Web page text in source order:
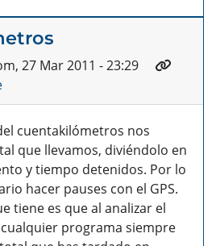
27 Mar 2011 - 23:29
cuentakilómetros nos
que llevamos, diviéndolo en
y tiempo detenidos. Por lo
hacer pauses con el GPS.
tiene es que al analizar el
programa siempre